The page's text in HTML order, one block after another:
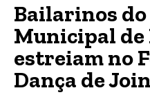
Bailarinos
Municipal de
estreiam no
Dança de